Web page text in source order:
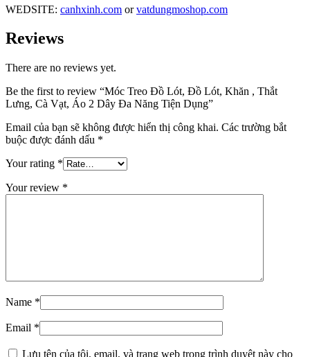
WEDSITE: canhxinh.com orvatdungmoshop.com
Reviews
There are no reviews yet.
Be the first to review “Móc Treo Đồ Lót, Đồ Lót, Khăn , Thắt
Lưng, Cà Vạt, Áo 2 Dây Đa Năng Tiện Dụng”
Email của bạn sẽ không được hiển thị công khai. Các trường bắt
buộc được đánh dấu *
Your rating *
Your review *
Name *
Email *
Lưu tên của tôi, email, và trang web trong trình duyệt này cho